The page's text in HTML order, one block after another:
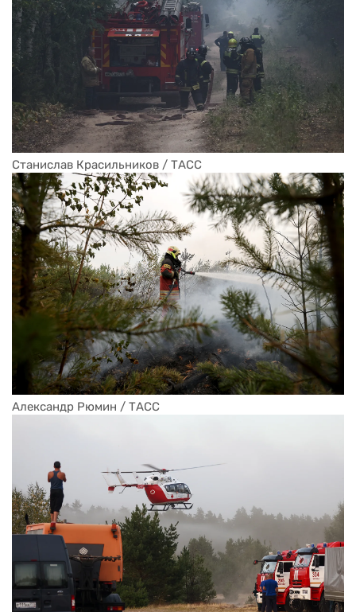
Станислав Красильников / ТАСС
Александр Рюмин / ТАСС